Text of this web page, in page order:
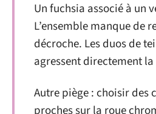
Un fuchsia associé à un
L’ensemble manque de
décroche. Les duos de
agressent directement
Autre piège : choisir des
proches sur la roue